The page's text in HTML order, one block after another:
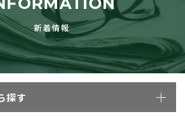
新着情報
探す